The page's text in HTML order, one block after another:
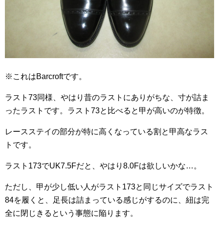
※これはBarcroftです。
ラスト73同様、やはり昔のラストにありがちな、寸が詰ま
ったラストです。ラスト73と比べると甲が高いのが特徴。
レースステイの部分が特に高くなっている割と甲高なラス
トです。
ラスト173でUK7.5Fだと、やはり8.0Fは欲しいかな…。
ただし、甲が少し低い人がラスト173と同じサイズでラスト
84を履くと、足長は詰まっている感じがするのに、紐は完
全に閉じきるという事態に陥ります。